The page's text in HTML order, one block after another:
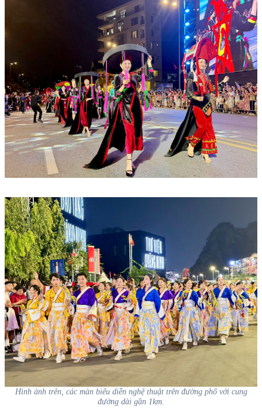
Hình ảnh trên, các màn biểu diễn nghệ thuật trên đường phố với cung
đường dài gần 1km.